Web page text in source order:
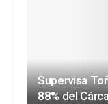
Supervisa
88% del